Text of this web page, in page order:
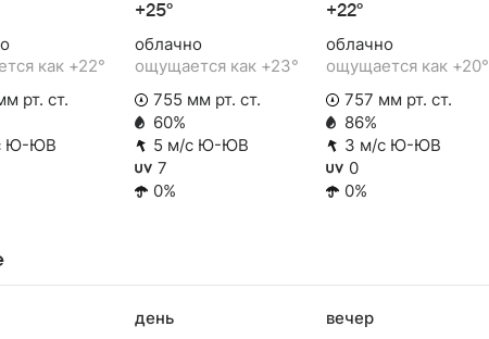
как +22°
рт. ст.
Ю-ЮВ
+25°
облачно
ощущается как +23°
755 мм рт. ст.
60%
5 м/с Ю-ЮВ
7
0%
+22°
облачно
ощущается как +20°
757 мм рт. ст.
86%
3 м/с Ю-ЮВ
0
0%
день вечер